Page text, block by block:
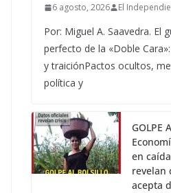
6 agosto, 2026 El
Por: Miguel A. Saavedra. El
perfecto de la «Doble
y traiciónPactos ocultos,
política y
GOLPE
en
revelan
acepta